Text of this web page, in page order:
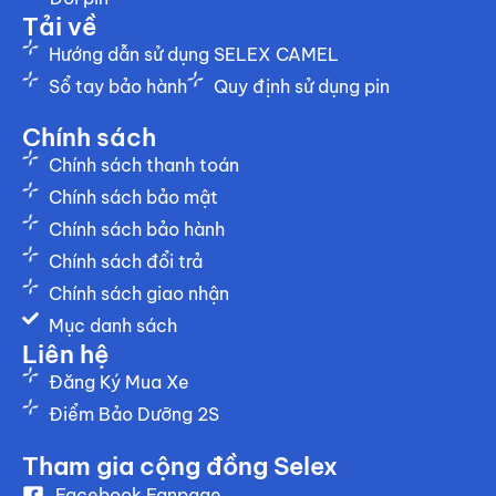
Tải về
Hướng dẫn sử dụng SELEX CAMEL
Sổ tay bảo hành
Quy định sử dụng pin
Chính sách
Chính sách thanh toán
Chính sách bảo mật
Chính sách bảo hành
Chính sách đổi trả
Chính sách giao nhận
Mục danh sách
Liên hệ
Đăng Ký Mua Xe
Điểm Bảo Dưỡng 2S
Tham gia cộng đồng Selex